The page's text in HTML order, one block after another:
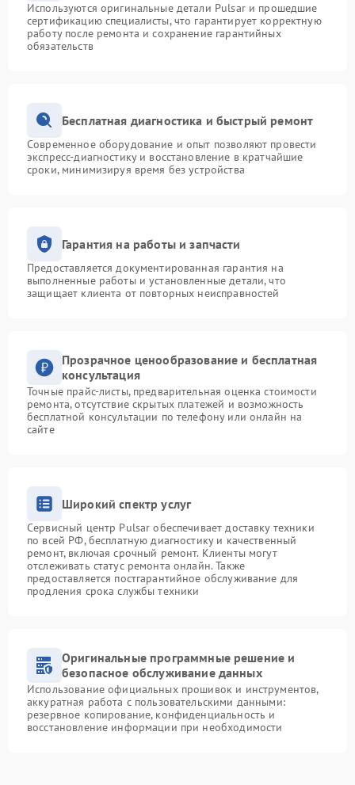
Используются оригинальные детали Pulsar и прошедшие
сертификацию специалисты, что гарантирует корректную
работу после ремонта и сохранение гарантийных
обязательств
Бесплатная диагностика и быстрый ремонт
Современное оборудование и опыт позволяют провести
экспресс-диагностику и восстановление в кратчайшие
сроки, минимизируя время без устройства
Гарантия на работы и запчасти
Предоставляется документированная гарантия на
выполненные работы и установленные детали, что
защищает клиента от повторных неисправностей
Прозрачное ценообразование и бесплатная
консультация
Точные прайс-листы, предварительная оценка стоимости
ремонта, отсутствие скрытых платежей и возможность
бесплатной консультации по телефону или онлайн на
сайте
Широкий спектр услуг
Сервисный центр Pulsar обеспечивает доставку техники
по всей РФ, бесплатную диагностику и качественный
ремонт, включая срочный ремонт. Клиенты могут
отслеживать статус ремонта онлайн. Также
предоставляется постгарантийное обслуживание для
продления срока службы техники
Оригинальные программные решение и
безопасное обслуживание данных
Использование официальных прошивок и инструментов,
аккуратная работа с пользовательскими данными:
резервное копирование, конфиденциальность и
восстановление информации при необходимости